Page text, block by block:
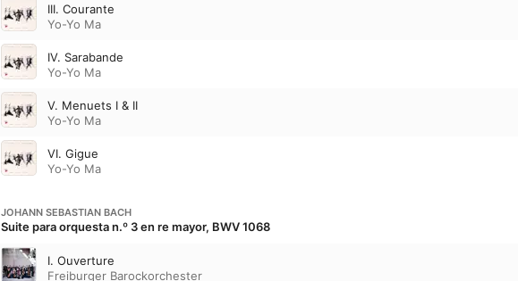
III. Courante
Yo-Yo Ma
IV. Sarabande
Yo-Yo Ma
V. Menuets I & II
Yo-Yo Ma
VI. Gigue
Yo-Yo Ma
JOHANN SEBASTIAN BACH
Suite para orquesta n.º 3 en re mayor, BWV 1068
I. Ouverture
Freiburger Barockorchester